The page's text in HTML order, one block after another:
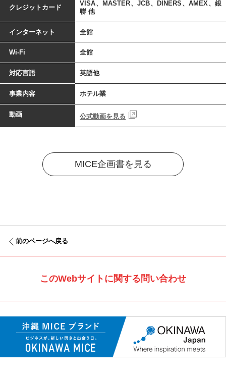
クレジットカード
VISA、MASTER、JCB、DINERS、AMEX、銀
聯 他
インターネット 全館
Wi-Fi 全館
対応言語 英語他
事業内容 ホテル業
動画 公式動画を見る
MICE企画書を見る
前のページへ戻る
このWebサイトに関する問い合わせ